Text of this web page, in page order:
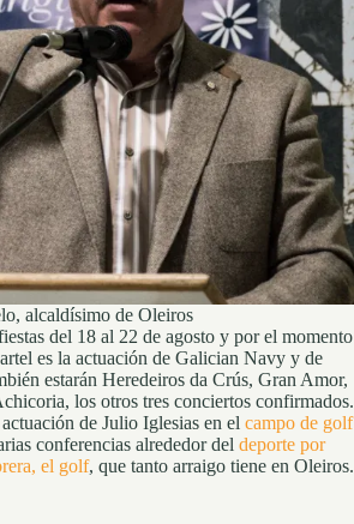
alcaldísimo de Oleiros
del 18 al 22 de agosto y por el momento
es la actuación de Galician Navy y de
estarán Heredeiros da Crús, Gran Amor,
los otros tres conciertos confirmados.
de Julio Iglesias en el campo de golf
conferencias alrededor del deporte por
el golf, que tanto arraigo tiene en Oleiros.